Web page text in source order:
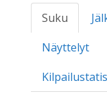
Suku
Näyttelyt